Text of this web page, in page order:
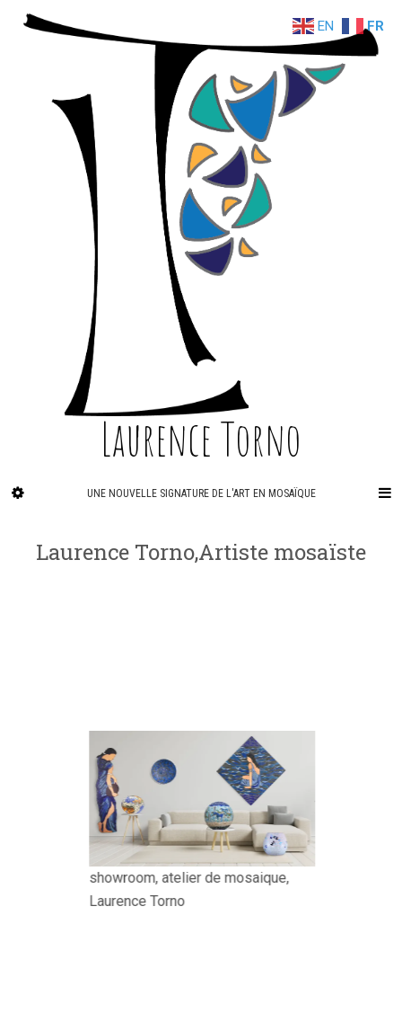
Laurence Torno
UNE NOUVELLE SIGNATURE DE L'ART EN MOSAÏQUE
Laurence Torno,Artiste mosaïste
showroom, atelier de mosaique,
Laurence Torno
EN FR